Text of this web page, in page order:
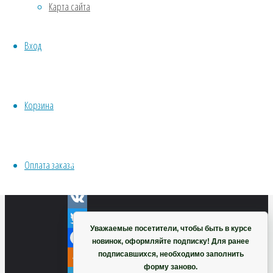
Карта сайта
Вход
Корзина
Оплата заказа
Viber
VK
Twitter
Facebook
Хвойники
ИНСТРУМЕНТЫ, ОБОРУДОВАНИЕ
Уважаемые посетители, чтобы быть в курсе
новинок, оформляйте подписку! Для ранее
подписавшихся, необходимо заполнить
форму заново.